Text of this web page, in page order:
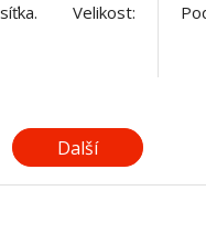
Velikost:
Další